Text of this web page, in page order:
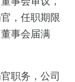
，任职期限
事会届满
职务，公司